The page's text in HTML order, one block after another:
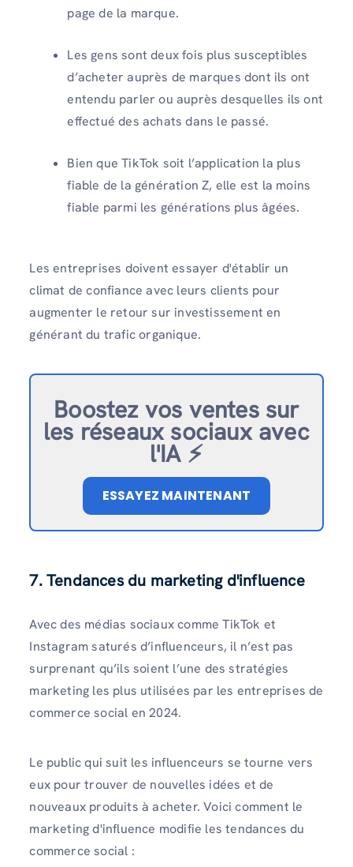
page de la marque.
Les gens sont deux fois plus susceptibles
d’acheter auprès de marques dont ils ont
entendu parler ou auprès desquelles ils ont
effectué des achats dans le passé.
Bien que TikTok soit l’application la plus
fiable de la génération Z, elle est la moins
fiable parmi les générations plus âgées.
Les entreprises doivent essayer d'établir un
climat de confiance avec leurs clients pour
augmenter le retour sur investissement en
générant du trafic organique.
Boostez vos ventes sur
les réseaux sociaux avec
l'IA ⚡️
ESSAYEZ MAINTENANT
7. Tendances du marketing d'influence
Avec des médias sociaux comme TikTok et
Instagram saturés d’influenceurs, il n’est pas
surprenant qu’ils soient l’une des stratégies
marketing les plus utilisées par les entreprises de
commerce social en 2024.
Le public qui suit les influenceurs se tourne vers
eux pour trouver de nouvelles idées et de
nouveaux produits à acheter. Voici comment le
marketing d'influence modifie les tendances du
commerce social :